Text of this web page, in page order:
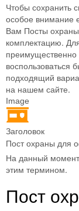
Чтобы сохранить
особое внимание
Вам Посты
комплектацию.
воспользоваться
подходящий
на нашем сайте.
Image
Заголовок
Пост охраны для
На данный
этим термином.
Пост